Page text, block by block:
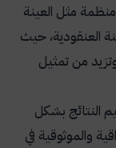
مثل العينة
العنقودية، حيث
من تمثيل
النتائج بشكل
والموثوقية في